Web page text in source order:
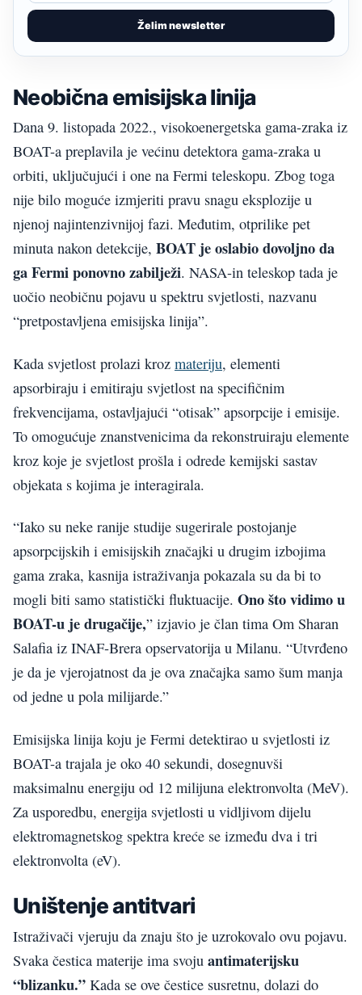
Želim newsletter
Neobična emisijska linija
Dana 9. listopada 2022., visokoenergetska gama-zraka iz
BOAT-a preplavila je većinu detektora gama-zraka u
orbiti, uključujući i one na Fermi teleskopu. Zbog toga
nije bilo moguće izmjeriti pravu snagu eksplozije u
njenoj najintenzivnijoj fazi. Međutim, otprilike pet
minuta nakon detekcije, BOAT je oslabio dovoljno da
ga Fermi ponovno zabilježi. NASA-in teleskop tada je
uočio neobičnu pojavu u spektru svjetlosti, nazvanu
“pretpostavljena emisijska linija”.
Kada svjetlost prolazi kroz materiju, elementi
apsorbiraju i emitiraju svjetlost na specifičnim
frekvencijama, ostavljajući “otisak” apsorpcije i emisije.
To omogućuje znanstvenicima da rekonstruiraju elemente
kroz koje je svjetlost prošla i odrede kemijski sastav
objekata s kojima je interagirala.
“Iako su neke ranije studije sugerirale postojanje
apsorpcijskih i emisijskih značajki u drugim izbojima
gama zraka, kasnija istraživanja pokazala su da bi to
mogli biti samo statistički fluktuacije. Ono što vidimo u
BOAT-u je drugačije,” izjavio je član tima Om Sharan
Salafia iz INAF-Brera opservatorija u Milanu. “Utvrđeno
je da je vjerojatnost da je ova značajka samo šum manja
od jedne u pola milijarde.”
Emisijska linija koju je Fermi detektirao u svjetlosti iz
BOAT-a trajala je oko 40 sekundi, dosegnuvši
maksimalnu energiju od 12 milijuna elektronvolta (MeV).
Za usporedbu, energija svjetlosti u vidljivom dijelu
elektromagnetskog spektra kreće se između dva i tri
elektronvolta (eV).
Uništenje antitvari
Istraživači vjeruju da znaju što je uzrokovalo ovu pojavu.
Svaka čestica materije ima svoju antimaterijsku
“blizanku.” Kada se ove čestice susretnu, dolazi do